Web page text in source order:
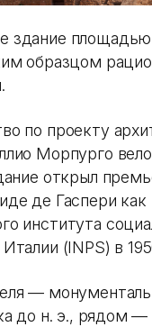
здание площадью
образцом
по проекту
Морпурго
открыл
де Гаспери
института
(INPS) в
—
до н. э., рядом —